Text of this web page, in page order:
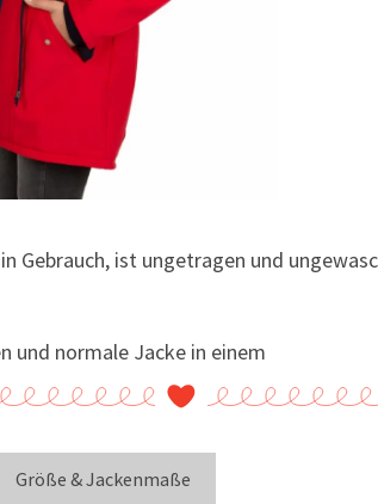
Gebrauch, ist ungetragen und
und normale Jacke in einem
Größe & Jackenmaße